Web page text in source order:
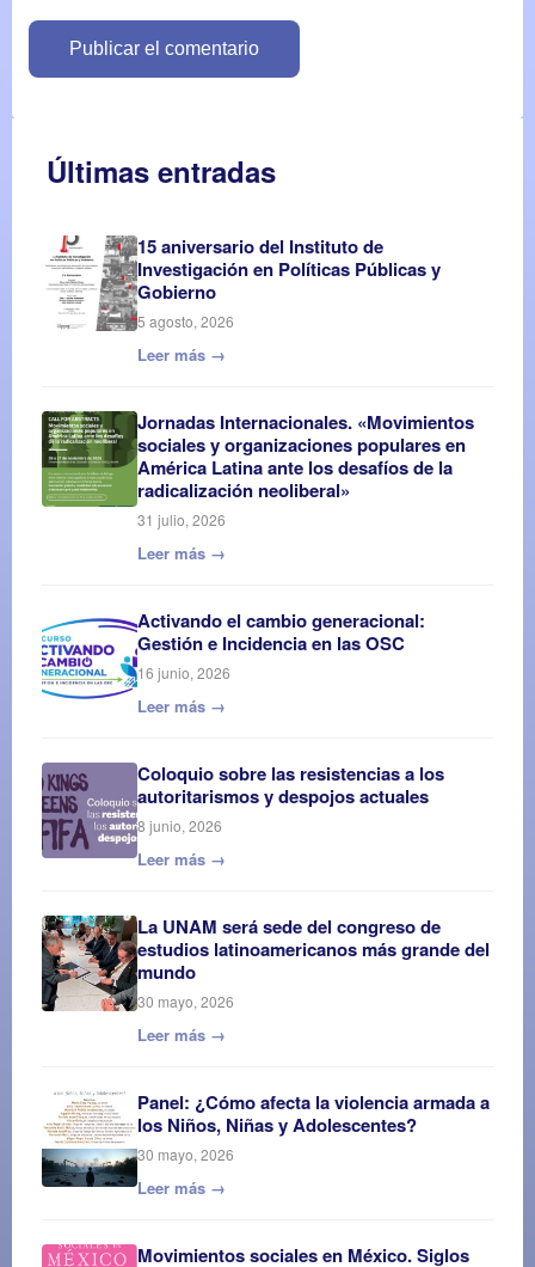
Últimas entradas
15 aniversario del Instituto de
Investigación en Políticas Públicas y
Gobierno
5 agosto, 2026
Leer más →
Jornadas Internacionales. «Movimientos
sociales y organizaciones populares en
América Latina ante los desafíos de la
radicalización neoliberal»
31 julio, 2026
Leer más →
Activando el cambio generacional:
Gestión e Incidencia en las OSC
16 junio, 2026
Leer más →
Coloquio sobre las resistencias a los
autoritarismos y despojos actuales
8 junio, 2026
Leer más →
La UNAM será sede del congreso de
estudios latinoamericanos más grande del
mundo
30 mayo, 2026
Leer más →
Panel: ¿Cómo afecta la violencia armada a
los Niños, Niñas y Adolescentes?
30 mayo, 2026
Leer más →
Movimientos sociales en México. Siglos